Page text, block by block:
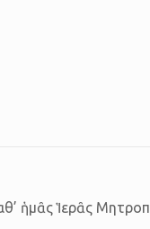
ἡ­μᾶς Ἱ­ε­ρᾶς